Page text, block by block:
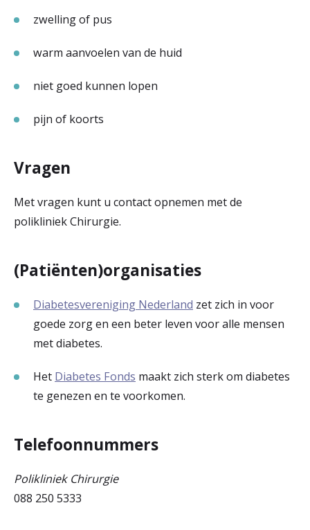
zwelling of pus
warm aanvoelen van de huid
niet goed kunnen lopen
pijn of koorts
Vragen
Met vragen kunt u contact opnemen met de
polikliniek Chirurgie.
(Patiënten)organisaties
Diabetesvereniging Nederland zet zich in voor
goede zorg en een beter leven voor alle mensen
met diabetes.
Het Diabetes Fonds maakt zich sterk om diabetes
te genezen en te voorkomen.
Telefoonnummers
Polikliniek Chirurgie
088 250 5333